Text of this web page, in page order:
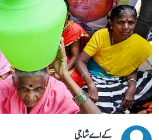
کے اے شاجی